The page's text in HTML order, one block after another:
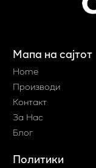
Мапа на сајтот
Home
Производи
Контакт
За Нас
Блог
Политики